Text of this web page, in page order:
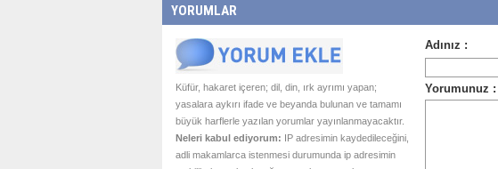
YORUMLAR
Küfür, hakaret içeren; dil, din, ırk ayrımı yapan;
yasalara aykırı ifade ve beyanda bulunan ve tamamı
büyük harflerle yazılan yorumlar yayınlanmayacaktır.
Neleri kabul ediyorum: IP adresimin kaydedileceğini,
adli makamlarca istenmesi durumunda ip adresimin